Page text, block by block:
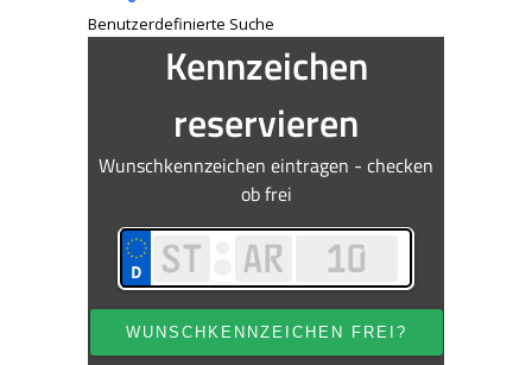
Benutzerdefinierte Suche